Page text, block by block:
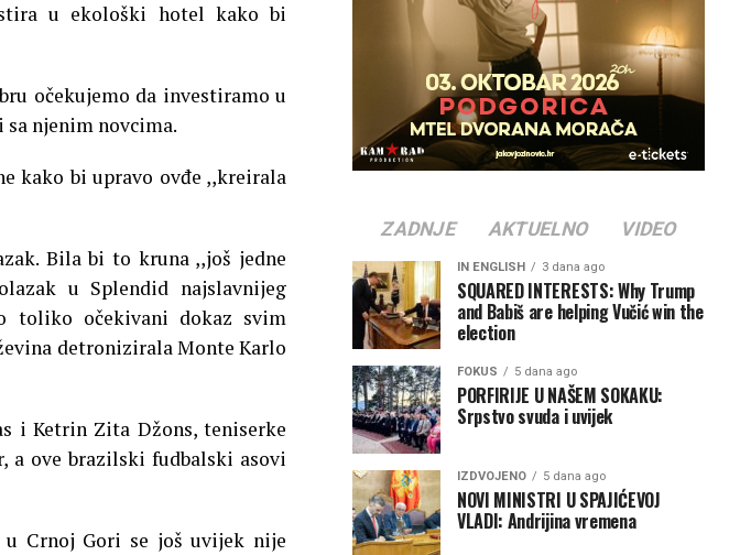
u ekološki hotel kako bi
očekujemo da investiramo u
sa njenim novcima.
kako bi upravo ovđe ,,kreirala
Bila bi to kruna ,,još jedne
u Splendid najslavnijeg
toliko očekivani dokaz svim
detronizirala Monte Karlo
i Ketrin Zita Džons, teniserke
a ove brazilski fudbalski asovi
Crnoj Gori se još uvijek nije
ZADNJE AKTUELNO VIDEO
IN ENGLISH 3 dana ago
SQUARED INTERESTS: Why Trump
and Babiš are helping Vučić win the
election
FOKUS 5 dana ago
PORFIRIJE U NAŠEM SOKAKU:
Srpstvo svuda i uvijek
IZDVOJENO 5 dana ago
NOVI MINISTRI U SPAJIĆEVOJ
VLADI: Andrijina vremena